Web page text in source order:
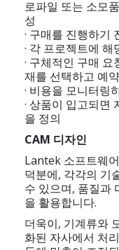
로파일 또는 소모
성
· 구매를 진행하기
· 각 프로젝트에
· 구체적인 구매
재를 선택하고 예약
· 비용을 모니터링
· 상품이 입고되면
을 정의
CAM 디자인
Lantek 소프트웨
덕분에, 각각의 기
수 있으며, 품질과
을 활용합니다.
더욱이, 기계류와
화된 자사에서 처